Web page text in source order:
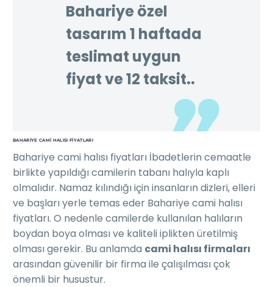
Bahariye özel
tasarım 1 haftada
teslimat uygun
fiyat ve 12 taksit..
BAHARIYE CAMI HALISI FIYATLARI
Bahariye cami halısı fiyatları İbadetlerin cemaatle
birlikte yapıldığı camilerin tabanı halıyla kaplı
olmalıdır. Namaz kılındığı için insanların dizleri, elleri
ve başları yerle temas eder Bahariye cami halısı
fiyatları. O nedenle camilerde kullanılan halıların
boydan boya olması ve kaliteli iplikten üretilmiş
olması gerekir. Bu anlamda cami halısı firmaları
arasından güvenilir bir firma ile çalışılması çok
önemli bir husustur.